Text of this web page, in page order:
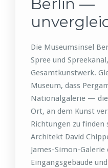
Berlin —
Die Museumsinsel
Spree und
Gesamtkunstwerk.
Museum, dass
Nationalgalerie —
Ort, an dem Kunst
Richtungen zu finden
Architekt David
James-Simon-Galerie
Eingangsgebäude